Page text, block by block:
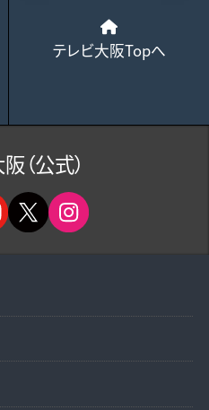
テレビ大阪Topへ
（公式）